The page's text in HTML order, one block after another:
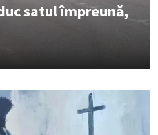
satul împreună,